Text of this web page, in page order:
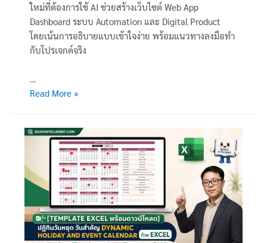
ใหม่ที่ต้องการใช้ AI ช่วยสร้างเว็บไซต์ Web App
Dashboard ระบบ Automation และ Digital Product
โดยเน้นการอธิบายแบบเข้าใจง่าย พร้อมแนวทางลงมือทำ
กับโปรเจกต์จริง
…
สอน
101
ฐาน
ฉบับ
จับ
มือ
ทำ
Read More »